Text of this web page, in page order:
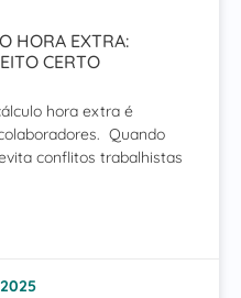
HORA EXTRA:
CERTO
hora extra é
Quando
conflitos trabalhistas